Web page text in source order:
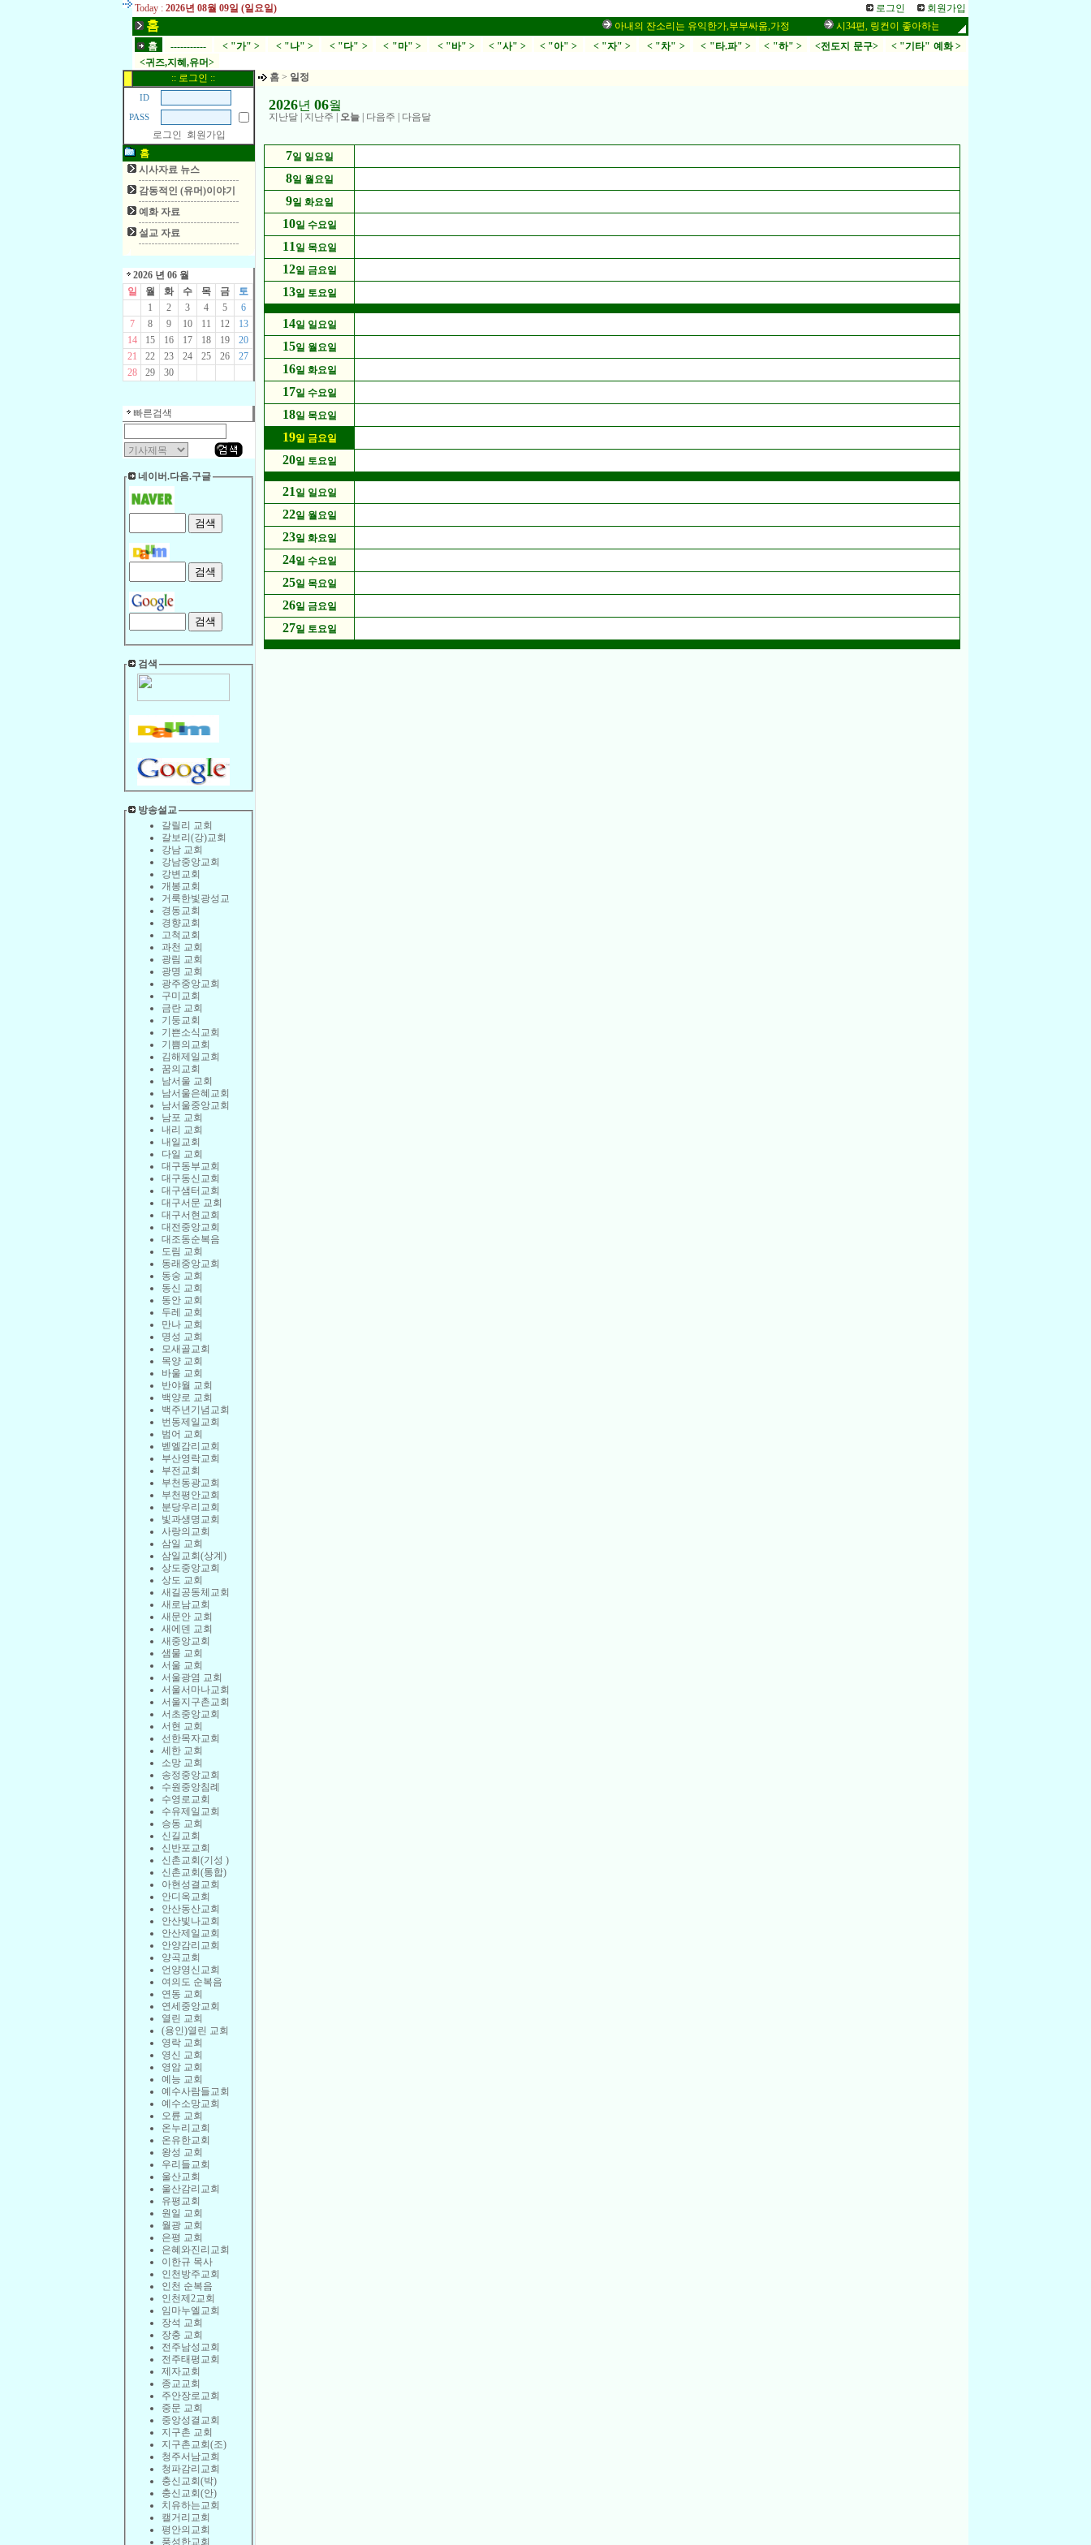
Today : 2026년 08월 09일 (일요일) 로그인 회원가입
홈 아내의 잔소리는 유익한가,부부싸움,가정 시34편, 링컨이 좋아하는 말씀,응답,두려움
홈
----------- < "가" > < "나" > < "다" > < "마" > < "바" > < "사" > < "아" > < "자" > < "차" > < "타.파" > < "하" > <전도지 문구>
< "기타" 예화 >
<귀즈,지혜,유머>
:: 로그인 ::
ID
PASS
로그인
회원가입
홈
시사자료 뉴스
감동적인 (유머)이야기
예화 자료
설교 자료
2026 년 06 월
일
월 화 수 목 금
토
1
2 3 4 5
6
7
8 9 10 11 12
13
14
15 16 17 18 19
20
21
22 23 24 25 26
27
28
29 30
빠른검색
네이버.다음.구글
검색
방송설교
갈릴리 교회
갈보리(강)교회
강남 교회
강남중앙교회
강변교회
개봉교회
거룩한빛광성교
경동교회
경향교회
고척교회
과천 교회
광림 교회
광명 교회
광주중앙교회
구미교회
금란 교회
기둥교회
기쁜소식교회
기쁨의교회
김해제일교회
꿈의교회
남서울 교회
남서울은혜교회
남서울중앙교회
남포 교회
내리 교회
내일교회
다일 교회
대구동부교회
대구동신교회
대구샘터교회
대구서문 교회
대구서현교회
대전중앙교회
대조동순복음
도림 교회
동래중앙교회
동숭 교회
동신 교회
동안 교회
두레 교회
만나 교회
명성 교회
모새골교회
목양 교회
바울 교회
반야월 교회
백양로 교회
백주년기념교회
번동제일교회
범어 교회
벧엘감리교회
부산영락교회
부전교회
부천동광교회
부천평안교회
분당우리교회
빛과생명교회
사랑의교회
삼일 교회
삼일교회(상계)
상도중앙교회
상도 교회
새길공동체교회
새로남교회
새문안 교회
새에덴 교회
새중앙교회
샘물 교회
서울 교회
서울광염 교회
서울서마나교회
서울지구촌교회
서초중앙교회
서현 교회
선한목자교회
세한 교회
소망 교회
송정중앙교회
수원중앙침례
수영로교회
수유제일교회
승동 교회
신길교회
신반포교회
신촌교회(기성 )
신촌교회(통합)
아현성결교회
안디옥교회
안산동산교회
안산빛나교회
안산제일교회
안양감리교회
양곡교회
언양영신교회
여의도 순복음
연동 교회
연세중앙교회
열린 교회
(용인)열린 교회
영락 교회
영신 교회
영암 교회
예능 교회
예수사람들교회
예수소망교회
오륜 교회
온누리교회
온유한교회
왕성 교회
우리들교회
울산교회
울산감리교회
유평교회
원일 교회
월광 교회
은평 교회
은혜와진리교회
이한규 목사
인천방주교회
인천 순복음
인천제2교회
임마누엘교회
장석 교회
장충 교회
전주남성교회
전주태평교회
제자교회
종교교회
주안장로교회
중문 교회
중앙성결교회
지구촌 교회
지구촌교회(조)
청주서남교회
청파감리교회
충신교회(박)
충신교회(안)
치유하는교회
캘거리교회
평안의교회
풍성한교회
홈 > 일정
2026년 06월
지난달 지난주 오늘 다음주 다음달
7일 일요일
8일 월요일
9일 화요일
10일 수요일
11일 목요일
12일 금요일
13일 토요일
14일 일요일
15일 월요일
16일 화요일
17일 수요일
18일 목요일
19일 금요일
20일 토요일
21일 일요일
22일 월요일
23일 화요일
24일 수요일
25일 목요일
26일 금요일
27일 토요일